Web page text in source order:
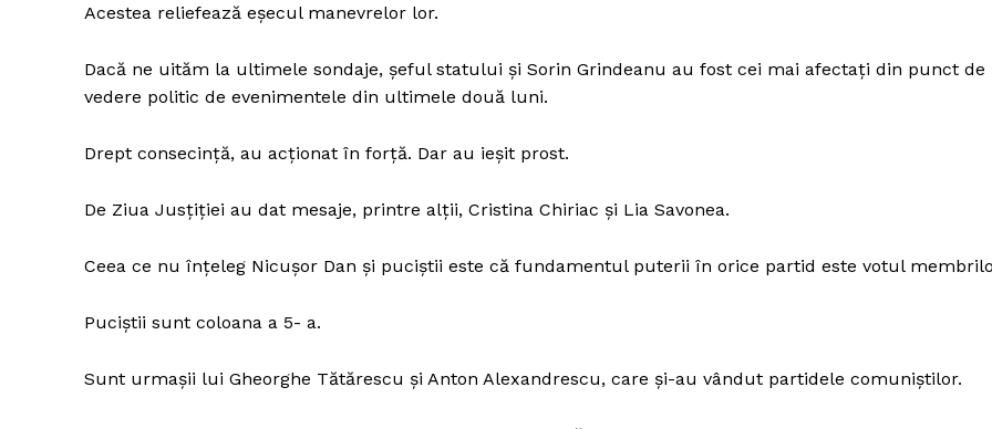
Acestea reliefează eșecul manevrelor lor.
Dacă ne uităm la ultimele sondaje, șeful statului și Sorin Grindeanu au fost cei mai afectați din punct de
vedere politic de evenimentele din ultimele două luni.
Drept consecință, au acționat în forță. Dar au ieșit prost.
De Ziua Jusțiției au dat mesaje, printre alții, Cristina Chiriac și Lia Savonea.
Ceea ce nu înțeleg Nicușor Dan și puciștii este că fundamentul puterii în orice partid este votul
Puciștii sunt coloana a 5- a.
Sunt urmașii lui Gheorghe Tătărescu și Anton Alexandrescu, care și-au vândut partidele comuniștilor.